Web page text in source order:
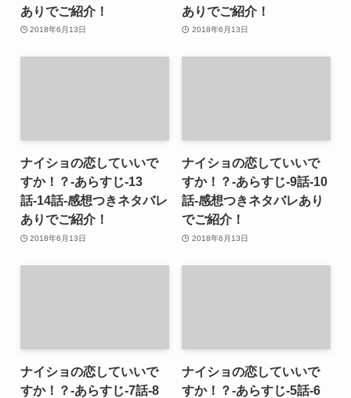
ありでご紹介！
2018年6月13日
ありでご紹介！
2018年6月13日
ナイショの恋していいで
すか！？-あらすじ-13
話-14話-感想つきネタバレ
ありでご紹介！
2018年6月13日
ナイショの恋していいで
すか！？-あらすじ-9話-10
話-感想つきネタバレあり
でご紹介！
2018年6月13日
ナイショの恋していいで
すか！？-あらすじ-7話-8
ナイショの恋していいで
すか！？-あらすじ-5話-6